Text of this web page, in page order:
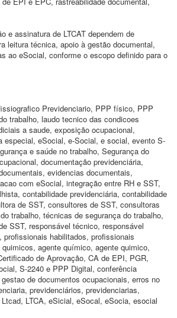
e assinatura de LTCAT dependem de
leitura técnica, apoio à gestão documental,
ao eSocial, conforme o escopo definido para o
Previdenciario, PPP físico, PPP
trabalho, laudo tecnico das condicoes
a saude, exposição ocupacional,
eSocial, e-Social, e social, evento S-
e saúde no trabalho, Segurança do
documentação previdenciária,
evidencias documentais,
com eSocial, integração entre RH e SST,
contabilidade previdenciária, contabilidade
de SST, consultores de SST, consultoras
trabalho, técnicas de segurança do trabalho,
SST, responsável técnico, responsável
habilitados, profissionais
agente químico, agente quimico,
de Aprovação, CA de EPI, PGR,
S-2240 e PPP Digital, conferência
de documentos ocupacionais, erros no
previdenciários, previdenciarias,
LTCA, eSicial, eSocal, eSocia, esocial